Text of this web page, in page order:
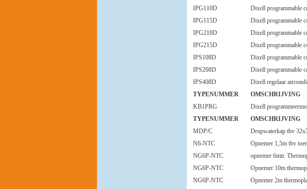
IPG110D
Dixell programmable
IPG115D
Dixell programmable
IPG210D
Dixell programmable
IPG215D
Dixell programmable
IPS108D
Dixell programmable
IPS208D
Dixell programmable
IPS408D
Dixell regelaar
TYPENUMMER
OMSCHRIJVING
KB1PRG
Dixell
TYPENUMMER
OMSCHRIJVING
MDP/C
Drupwaterkap tbv
N6-NTC
Opnemer 1,5m tbv
NG6P-NTC
opnemer 6mtr.
NG6P-NTC
Opnemer 10m
NG6P-NTC
Opnemer 2m